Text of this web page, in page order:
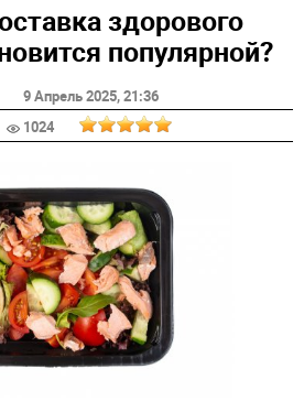
здорового
популярной?
9 Апрель 2025, 21:36
1024